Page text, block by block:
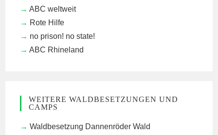
ABC weltweit
Rote Hilfe
no prison! no state!
ABC Rhineland
WEITERE WALDBESETZUNGEN UND
CAMPS
Waldbesetzung Dannenröder Wald